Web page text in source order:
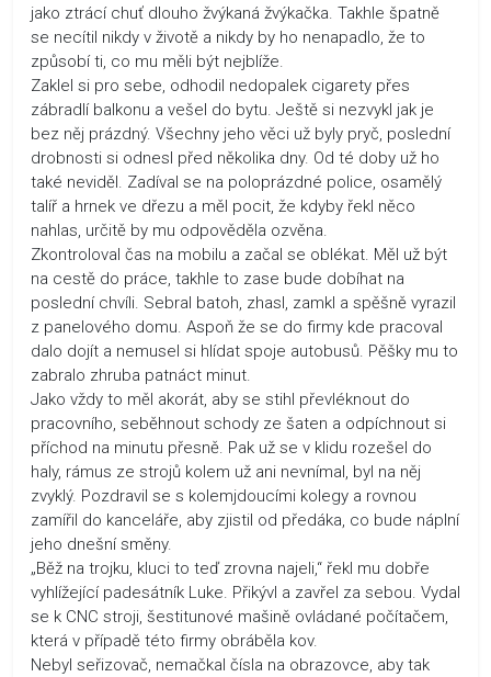
jako ztrácí chuť dlouho žvýkaná žvýkačka. Takhle špatně
se necítil nikdy v životě a nikdy by ho nenapadlo, že to
způsobí ti, co mu měli být nejblíže.
Zaklel si pro sebe, odhodil nedopalek cigarety přes
zábradlí balkonu a vešel do bytu. Ještě si nezvykl jak je
bez něj prázdný. Všechny jeho věci už byly pryč, poslední
drobnosti si odnesl před několika dny. Od té doby už ho
také neviděl. Zadíval se na poloprázdné police, osamělý
talíř a hrnek ve dřezu a měl pocit, že kdyby řekl něco
nahlas, určitě by mu odpověděla ozvěna.
Zkontroloval čas na mobilu a začal se oblékat. Měl už být
na cestě do práce, takhle to zase bude dobíhat na
poslední chvíli. Sebral batoh, zhasl, zamkl a spěšně vyrazil
z panelového domu. Aspoň že se do firmy kde pracoval
dalo dojít a nemusel si hlídat spoje autobusů. Pěšky mu to
zabralo zhruba patnáct minut.
Jako vždy to měl akorát, aby se stihl převléknout do
pracovního, seběhnout schody ze šaten a odpíchnout si
příchod na minutu přesně. Pak už se v klidu rozešel do
haly, rámus ze strojů kolem už ani nevnímal, byl na něj
zvyklý. Pozdravil se s kolemjdoucími kolegy a rovnou
zamířil do kanceláře, aby zjistil od předáka, co bude náplní
jeho dnešní směny.
„Běž na trojku, kluci to teď zrovna najeli,“ řekl mu dobře
vyhlížející padesátník Luke. Přikývl a zavřel za sebou. Vydal
se k CNC stroji, šestitunové mašině ovládané počítačem,
která v případě této firmy obráběla kov.
Nebyl seřizovač, nemačkal čísla na obrazovce, aby tak